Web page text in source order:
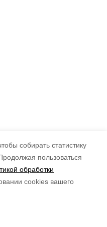
собирать статистику
пользоваться
обработки
cookies вашего